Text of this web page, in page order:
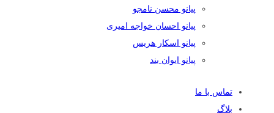
پیانو محسن نامجو
پیانو احسان خواجه امیری
پیانو اسکار هریس
پیانو ایوان بند
تماس با ما
بلاگ